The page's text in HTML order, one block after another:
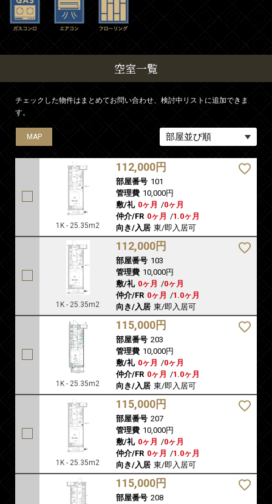
空室一覧
チェックした物件はまとめてお問い合わせ、検討中リストに追加できま
す。
MAP
1K - 25.35m2
112,000円
部屋番号 101
管理費 10,000円
敷/礼 0ヶ月 /0ヶ月
仲介/FR 0ヶ月 /1.0ヶ月
向き/入居 東/即入居可
MAP
1K - 25.35m2
112,000円
部屋番号 103
管理費 10,000円
敷/礼 0ヶ月 /0ヶ月
仲介/FR 0ヶ月 /1.0ヶ月
向き/入居 東/即入居可
MAP
1K - 25.35m2
115,000円
部屋番号 203
管理費 10,000円
敷/礼 0ヶ月 /0ヶ月
仲介/FR 0ヶ月 /1.0ヶ月
向き/入居 東/即入居可
MAP
1K - 25.35m2
115,000円
部屋番号 207
管理費 10,000円
敷/礼 0ヶ月 /0ヶ月
仲介/FR 0ヶ月 /1.0ヶ月
向き/入居 東/即入居可
MAP
115,000円
部屋番号 208
MAP